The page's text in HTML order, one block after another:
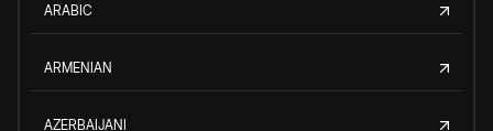
ARABIC
ARMENIAN
AZERBAIJANI